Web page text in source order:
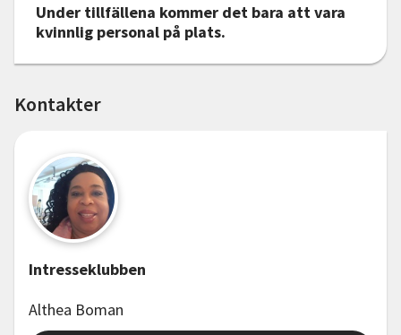
Under tillfällena kommer det bara att vara
kvinnlig personal på plats.
Kontakter
Intresseklubben
Althea Boman